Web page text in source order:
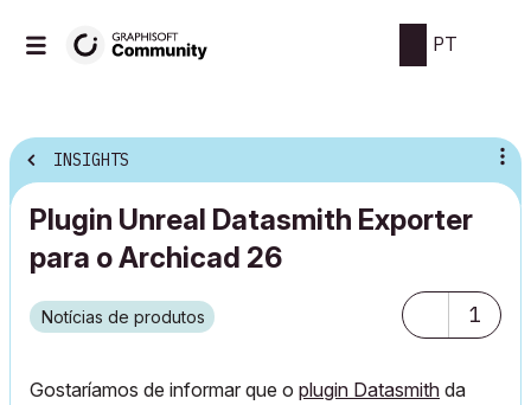
PT
INSIGHTS
Plugin Unreal Datasmith Exporter
para o Archicad 26
Notícias de produtos 1
Gostaríamos de informar que o plugin Datasmith da